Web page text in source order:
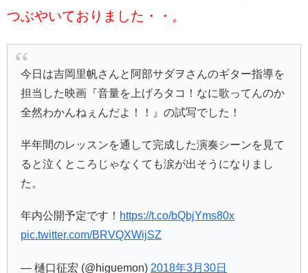
つぶやいておりました・・。
今日は吉岡里帆さんと阿部サダヲさんのギター指導を
担当した映画『音量を上げろタコ！なに歌ってんのか
全然わかんねぇんだよ！！』の試写でした！
半年間のレッスンを通して完成した演奏シーンを見て
ると泣くところじゃなくても涙が出そうになりまし
た。
年内公開予定です！ https://t.co/bQbjYms80x
pic.twitter.com/BRVQXWijSZ
— 樋口征宏 (@higuemon) 2018年3月30日